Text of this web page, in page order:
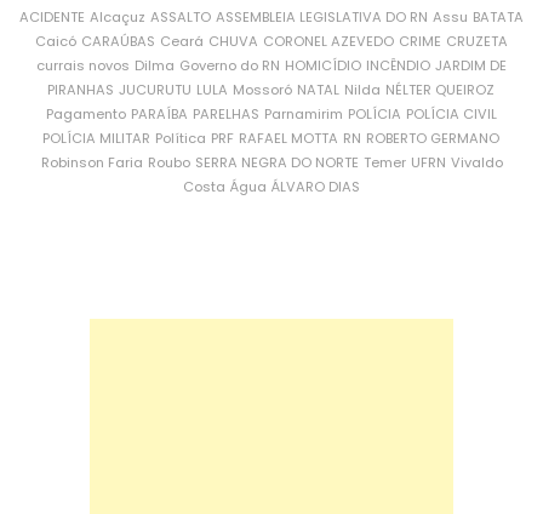
ACIDENTE Alcaçuz ASSALTO ASSEMBLEIA LEGISLATIVA DO RN Assu BATATA
Caicó CARAÚBAS Ceará CHUVA CORONEL AZEVEDO CRIME CRUZETA
currais novos Dilma Governo do RN HOMICÍDIO INCÊNDIO JARDIM DE
PIRANHAS JUCURUTU LULA Mossoró NATAL Nilda NÉLTER QUEIROZ
Pagamento PARAÍBA PARELHAS Parnamirim POLÍCIA POLÍCIA CIVIL
POLÍCIA MILITAR Política PRF RAFAEL MOTTA RN ROBERTO GERMANO
Robinson Faria Roubo SERRA NEGRA DO NORTE Temer UFRN Vivaldo
Costa Água ÁLVARO DIAS